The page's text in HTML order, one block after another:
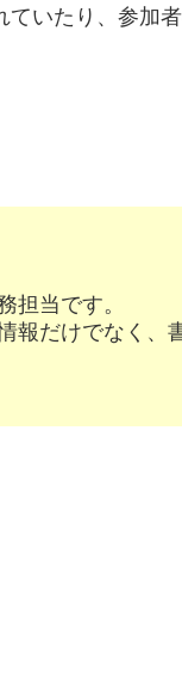
いたり、参加
担当です。
報だけでなく、